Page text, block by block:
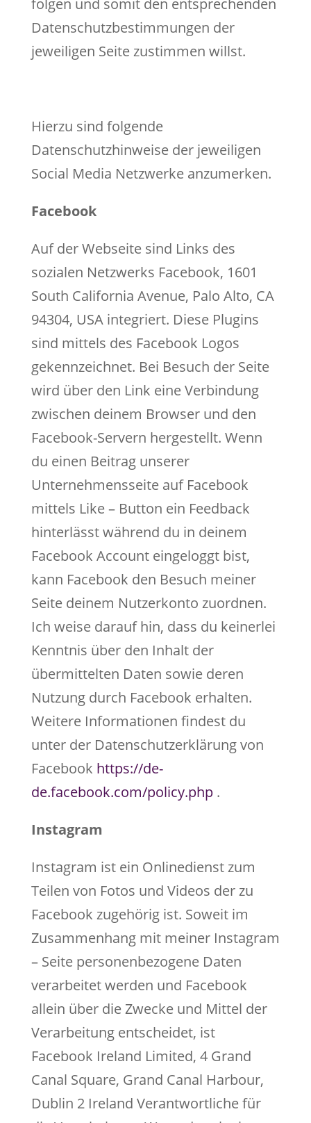
folgen und somit den entsprechenden
Datenschutzbestimmungen der
jeweiligen Seite zustimmen willst.
Hierzu sind folgende
Datenschutzhinweise der jeweiligen
Social Media Netzwerke anzumerken.
Facebook
Auf der Webseite sind Links des
sozialen Netzwerks Facebook, 1601
South California Avenue, Palo Alto, CA
94304, USA integriert. Diese Plugins
sind mittels des Facebook Logos
gekennzeichnet. Bei Besuch der Seite
wird über den Link eine Verbindung
zwischen deinem Browser und den
Facebook-Servern hergestellt. Wenn
du einen Beitrag unserer
Unternehmensseite auf Facebook
mittels Like – Button ein Feedback
hinterlässt während du in deinem
Facebook Account eingeloggt bist,
kann Facebook den Besuch meiner
Seite deinem Nutzerkonto zuordnen.
Ich weise darauf hin, dass du keinerlei
Kenntnis über den Inhalt der
übermittelten Daten sowie deren
Nutzung durch Facebook erhalten.
Weitere Informationen findest du
unter der Datenschutzerklärung von
Facebook https://de-
de.facebook.com/policy.php.
Instagram
Instagram ist ein Onlinedienst zum
Teilen von Fotos und Videos der zu
Facebook zugehörig ist. Soweit im
Zusammenhang mit meiner Instagram
– Seite personenbezogene Daten
verarbeitet werden und Facebook
allein über die Zwecke und Mittel der
Verarbeitung entscheidet, ist
Facebook Ireland Limited, 4 Grand
Canal Square, Grand Canal Harbour,
Dublin 2 Ireland Verantwortliche für